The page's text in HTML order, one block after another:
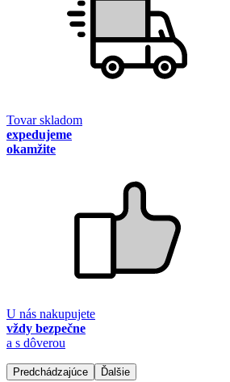
Tovar skladom
expedujeme
okamžite
U nás nakupujete
vždy bezpečne
a s dôverou
Predchádzajúce Ďalšie